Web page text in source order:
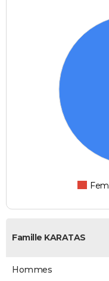
Famille KARATAS
Hommes